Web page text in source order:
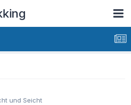
und Seicht